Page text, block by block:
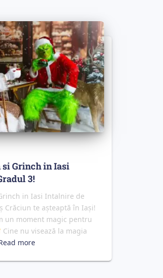
Grinch in Iasi
3!
in Iasi Intalnire de
Crăciun te așteaptă în Iași!
un moment magic pentru
Cine nu visează la magia
more